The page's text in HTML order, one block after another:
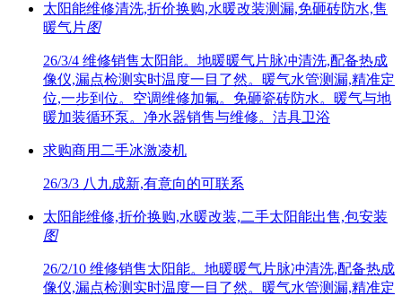
太阳能维修清洗,折价换购,水暖改装测漏,免砸砖防水,售
暖气片图
26/3/4 维修销售太阳能。地暖暖气片脉冲清洗,配备热成
像仪,漏点检测实时温度一目了然。暖气水管测漏,精准定
位,一步到位。空调维修加氟。免砸瓷砖防水。暖气与地
暖加装循环泵。净水器销售与维修。洁具卫浴
求购商用二手冰激凌机
26/3/3 八九成新,有意向的可联系
太阳能维修,折价换购,水暖改装,二手太阳能出售,包安装
图
26/2/10 维修销售太阳能。地暖暖气片脉冲清洗,配备热成
像仪,漏点检测实时温度一目了然。暖气水管测漏,精准定